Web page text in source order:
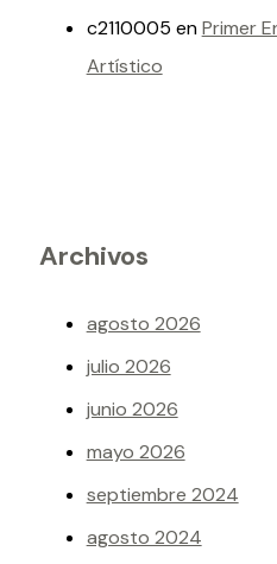
c2110005 enPrimer
Artístico
Archivos
agosto 2026
julio 2026
junio 2026
mayo 2026
septiembre 2024
agosto 2024